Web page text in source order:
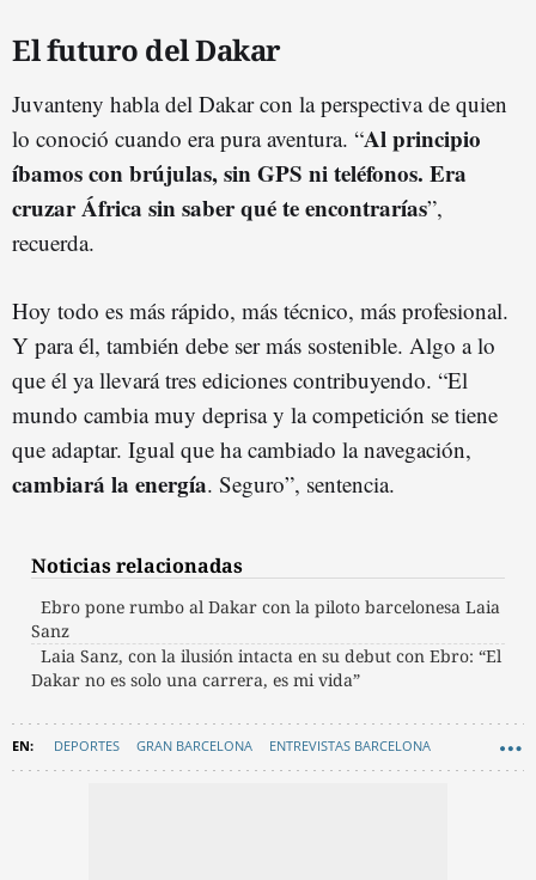
El futuro del Dakar
Juvanteny habla del Dakar con la perspectiva de quien
lo conoció cuando era pura aventura. “Al principio
íbamos con brújulas, sin GPS ni teléfonos. Era
cruzar África sin saber qué te encontrarías”,
recuerda.
Hoy todo es más rápido, más técnico, más profesional.
Y para él, también debe ser más sostenible. Algo a lo
que él ya llevará tres ediciones contribuyendo. “El
mundo cambia muy deprisa y la competición se tiene
que adaptar. Igual que ha cambiado la navegación,
cambiará la energía. Seguro”, sentencia.
Noticias relacionadas
Ebro pone rumbo al Dakar con la piloto barcelonesa Laia
Sanz
Laia Sanz, con la ilusión intacta en su debut con Ebro: “El
Dakar no es solo una carrera, es mi vida”
DEPORTES GRAN BARCELONA ENTREVISTAS BARCELONA